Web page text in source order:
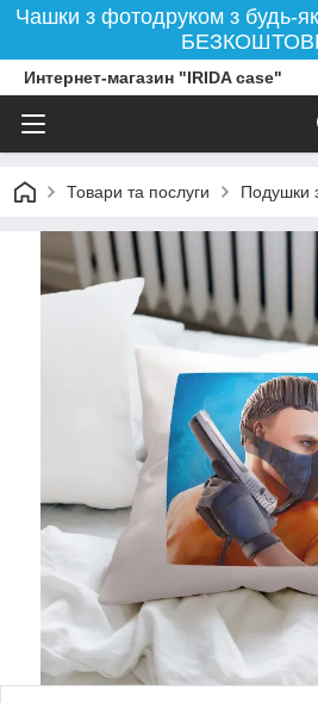
Чашки з фотодруком з будь-
Интернет-магазин "IRIDA case"
Товари та послуги Подушки